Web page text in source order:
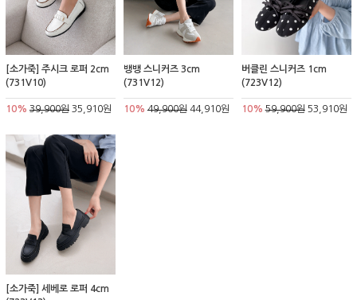
[소가죽] 주시크 로퍼 2cm
(731V10)
10% 39,900원 35,910원
뱅뱅 스니커즈 3cm
(731V12)
10% 49,900원44,910원
버클린 스니커즈 1cm
(723V12)
10% 59,900원53,910원
[소가죽] 세베로 로퍼 4cm